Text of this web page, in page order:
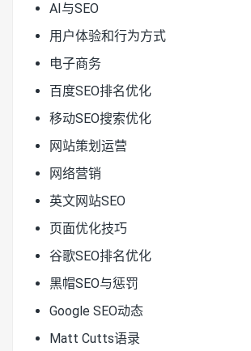
AI与SEO
用户体验和行为方式
电子商务
百度SEO排名优化
移动SEO搜索优化
网站策划运营
网络营销
英文网站SEO
页面优化技巧
谷歌SEO排名优化
黑帽SEO与惩罚
Google SEO动态
Matt Cutts语录